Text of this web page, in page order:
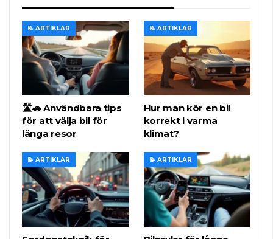
📝 ARTIKLAR
🛣️🚗 Användbara tips
för att välja bil för
långa resor
📝 ARTIKLAR
Hur man kör en bil
korrekt i varma
klimat?
📝 ARTIKLAR 📝 ARTIKLAR